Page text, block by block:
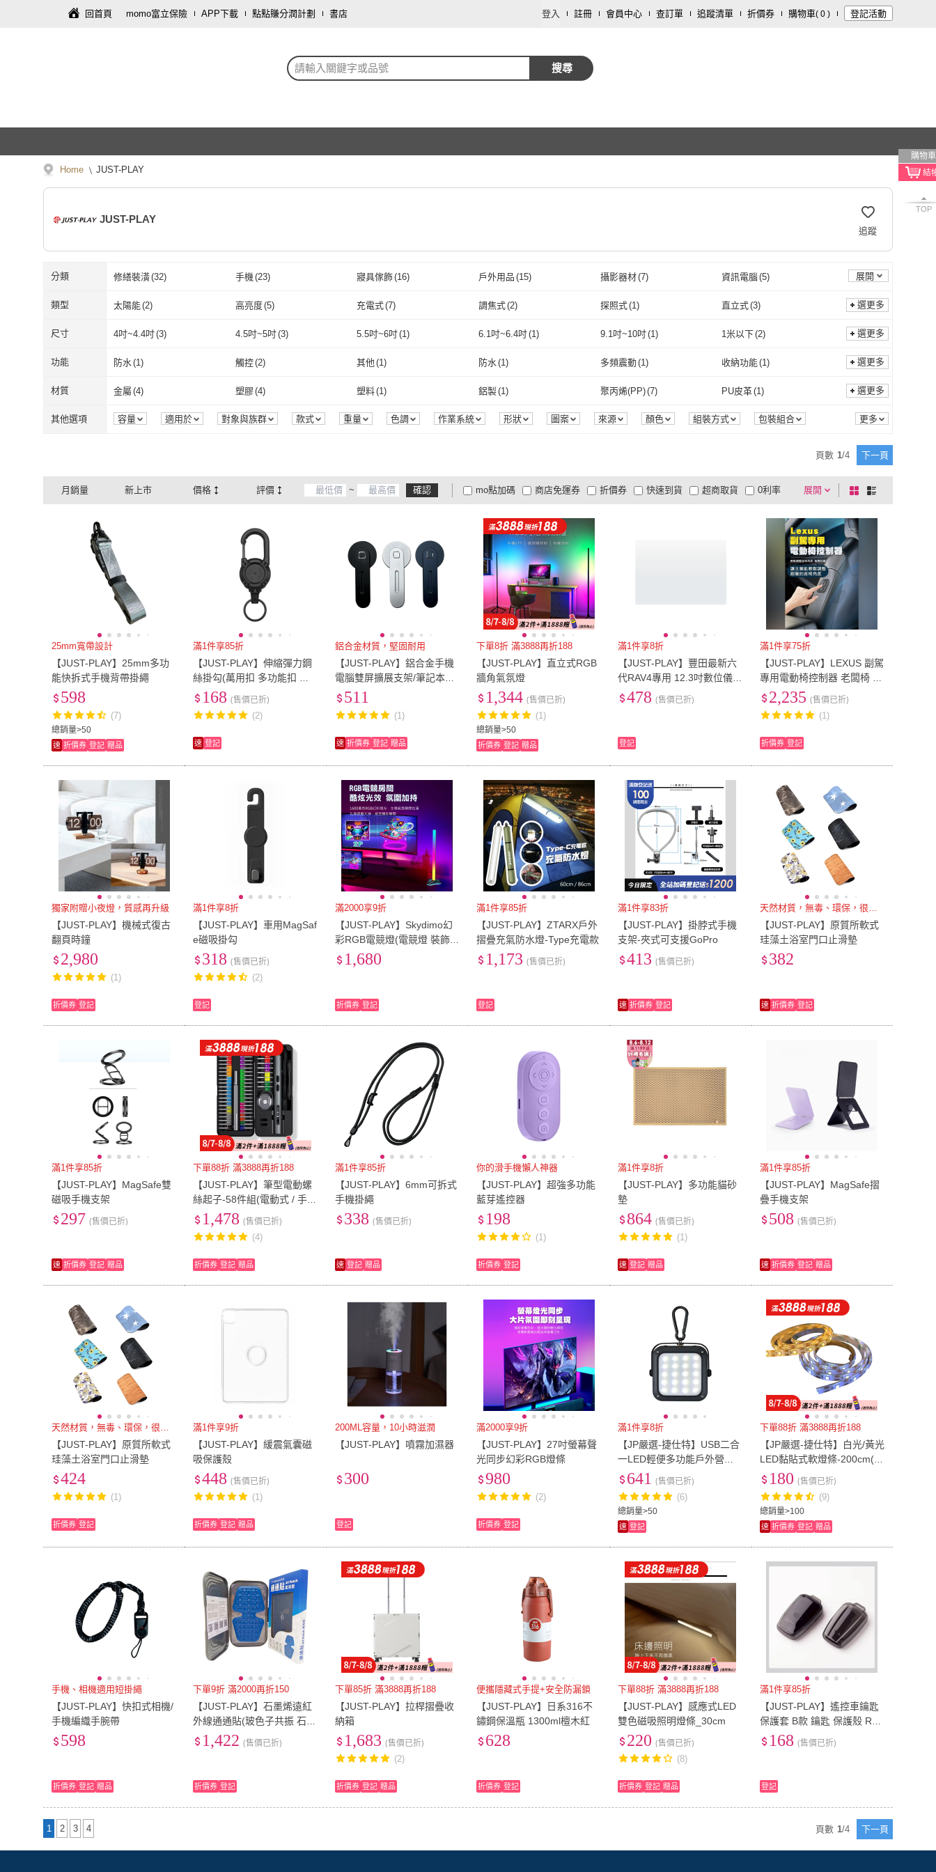
回首頁 momo富立保險 APP下載 點點賺分潤計劃 書店 登入 註冊 會員中心 查訂單 追蹤清單 折價券 購物車( 0 ) 登記活動
請輸入關鍵字或品號 搜尋
購物車
TOP
Home JUST-PLAY
JUST-PLAY
追蹤
分類 修繕裝潢(32) 手機(23) 寢具傢飾(16) 戶外用品 (15) 攝影器材(7) 資訊電腦(5)
保健食品/用品 車類(5) 家電(3) 餐廚用品( 寵物(3) 文具樂器(
傢俱(1 )
展開
類型 太陽能(2) 高亮度(5) 充電式(7) 調焦式(2) 探照式(1) 直立式(3)
手持式 (10) 吊掛式(7) 座式(2) 折疊式(6) 附輪(2) 無附輪/無帶鎖
USB (4) 充電式( 其他 (5) 編織線 ( TPE線材(1) LED燈泡(2)
其他 (2) 層板燈( 主體 (1) 掛扣式 ( 電子式(1)
太陽能 (2) 高亮度(5 充電式 調焦式 探照式
手持式 吊掛式 座式 附輪 無附輪/無帶鎖
USB 充電式 其他 TPE線材
其他( 層板燈 ) 主體(1) 掛扣式 1) 電子式(1
選更多
尺寸 4吋~4.4吋(3) 4.5吋~5吋(3) 5.5吋~6吋(1) 6.1吋~6.4吋(1) 9.1吋~10吋(1) 1米以下(2)
1米~2米 6.5mil(1 1呎( 1) 20-24cm 42-49公分(1 Free(1)
4吋~4.4吋 4.5吋~5吋 5.5吋~6吋 9.1吋~10吋 1米以下
1米~2米 6.5mil 1呎 42-49公分
取消 選更多
功能 防水 (1) 觸控(2) 其他 (1) 防水 (1) 多頻震動(1) 收納功能(1)
防水 觸控 其他 多頻震動
選更多
材質 金屬 (4) 塑膠(4) 塑料(1) 鋁製(1) 聚丙烯(PP)(7) PU皮革 (1)
矽膠(1) 塑料(3) PE聚乙烯(1) PP 珪藻土 304不鏽鋼(1)
金屬 塑膠 塑料(1) 鋁製 聚丙烯(PP) 7) PU皮革(
316不鏽鋼(1) 不鏽鋼(1) 鋁合金(1) 其它(1)
選更多
其他選項 容量 適用於 對象與族群 款式 重量 色調 作業系統 形狀 圖案 來源 顏色 組裝方式
包裝組合
頁數 1/4 下一頁
月銷量 新上市 價格 評價 ~ 確認 展開
折價券
有影片
商品有量 電視購物
mo點加碼 快速到貨
超商取貨
低溫宅配
大家電安心配
定期配/分次配
商店免運券 0利率
貨到付款
及以上 2 及以上
棋
盤
式
列
25mm寬帶設計
【JUST-PLAY】25mm多功
能快拆式手機背帶掛繩
總銷量>50
598
(7)
速 折價券 登記 贈品
滿1件享85折
【JUST-PLAY】伸縮彈力鋼
絲掛勾(萬用扣 多功能扣 證
件扣 鋼絲繩65cm 多色可選
露營 登山 釣魚扣 戶外用品)
168 (售價已折)
(2)
速 登記
鋁合金材質，堅固耐用
【JUST-PLAY】鋁合金手機
電腦雙屏擴展支架/筆記本拓
展支架
511
(1)
速 折價券 登記 贈品
下單8折 滿3888再折188
【JUST-PLAY】直立式RGB
牆角氣氛燈
總銷量>50
1,344 (售價已折)
(1)
折價券 登記 贈品
滿1件享8折
【JUST-PLAY】豐田最新六
代RAV4專用 12.3吋數位儀錶
板螢幕保護貼12.9吋10.5吋
懸浮音響主機螢幕保護貼
478 (售價已折)
登記
滿1件享75折
【JUST-PLAY】LEXUS 副駕
專用電動椅控制器 老闆椅 副
駕駛控制器 副駕駛座椅 電動
座椅ESUXNXRX
2,235 (售價已折)
(1)
折價券 登記
獨家附贈小夜燈，質感再升級
【JUST-PLAY】機械式復古
翻頁時鐘
2,980
(1)
折價券 登記
滿1件享8折
【JUST-PLAY】車用MagSaf
e磁吸掛勾
318 (售價已折)
(2)
登記
滿2000享9折
【JUST-PLAY】Skydimo幻
彩RGB電競燈(電競燈 裝飾燈
呼吸燈 電競周邊裝飾)
1,680
折價券 登記
滿1件享85折
【JUST-PLAY】ZTARX戶外
摺疊充氣防水燈-Type充電款
1,173 (售價已折)
登記
滿1件享83折
【JUST-PLAY】掛脖式手機
支架-夾式可支援GoPro
413 (售價已折)
速 折價券 登記
天然材質，無毒、環保，很安心
【JUST-PLAY】原質所軟式
珪藻土浴室門口止滑墊
382
速 折價券 登記
滿1件享85折
【JUST-PLAY】MagSafe雙
磁吸手機支架
297 (售價已折)
速 折價券 登記 贈品
下單88折 滿3888再折188
【JUST-PLAY】筆型電動螺
絲起子-58件組(電動式 / 手動
式把手一次擁有 內建LED照
明燈)
1,478 (售價已折)
(4)
折價券 登記 贈品
滿1件享85折
【JUST-PLAY】6mm可拆式
手機掛繩
338 (售價已折)
速 登記 贈品
你的滑手機懶人神器
【JUST-PLAY】超強多功能
藍芽遙控器
198
(1)
折價券 登記
滿1件享8折
【JUST-PLAY】多功能貓砂
墊
864 (售價已折)
(1)
速 登記 贈品
滿1件享85折
【JUST-PLAY】MagSafe摺
疊手機支架
508 (售價已折)
速 折價券 登記 贈品
天然材質，無毒、環保，很安心
【JUST-PLAY】原質所軟式
珪藻土浴室門口止滑墊
424
(1)
折價券 登記
滿1件享9折
【JUST-PLAY】緩震氣囊磁
吸保護殼
448 (售價已折)
(1)
折價券 登記 贈品
200ML容量，10小時滋潤
【JUST-PLAY】噴霧加濕器
300
登記
滿2000享9折
【JUST-PLAY】27吋螢幕聲
光同步幻彩RGB燈條
980
(2)
折價券 登記
滿1件享8折
【JP嚴選-捷仕特】USB二合
一LED輕便多功能戶外營地
照明燈
總銷量>50
641
(售價已折)
(6)
速 登記
下單88折 滿3888再折188
【JP嚴選-捷仕特】白光/黃光
LED黏貼式軟燈條-200cm(U
SB款多功能裝飾燈)
總銷量>100
180 (售價已折)
(9)
速 折價券 登記 贈品
手機、相機適用短掛繩
【JUST-PLAY】快扣式相機/
手機編織手腕帶
598
折價券 登記 贈品
下單9折 滿2000再折150
【JUST-PLAY】石墨烯遠紅
外線通通貼(玻色子共振 石墨
烯 植物精華 食用級矽膠 幫
助入睡 調理生理機能)
1,422 (售價已折)
折價券 登記
下單85折 滿3888再折188
【JUST-PLAY】拉桿摺疊收
納箱
1,683 (售價已折)
(2)
折價券 登記 贈品
便攜隱藏式手提+安全防漏鎖
【JUST-PLAY】日系316不
鏽鋼保溫瓶 1300ml檀木紅
628
折價券 登記
下單88折 滿3888再折188
【JUST-PLAY】感應式LED
雙色磁吸照明燈條_30cm
220 (售價已折)
(8)
折價券 登記 贈品
滿1件享85折
【JUST-PLAY】遙控車鑰匙
保護套 B款 鑰匙 保護殼 RAV
4第5代 5.5代 CAMRY CHR
168 (售價已折)
登記
1 2 3 4 頁數 1/4 下一頁